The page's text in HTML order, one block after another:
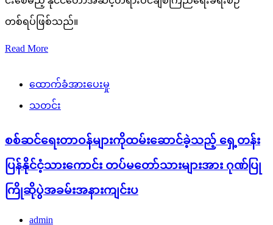
တစ်ရပ်ဖြစ်သည်။
Read More
ထောက်ခံအားပေးမှု
သတင်း
စစ်ဆင်ရေးတာဝန်များကိုထမ်းဆောင်ခဲ့သည့် ရှေ့တန်း
ပြန်နိုင်ငံ့သားကောင်း တပ်မတော်သားများအား ဂုဏ်ပြု
ကြိုဆိုပွဲအခမ်းအနားကျင်းပ
admin